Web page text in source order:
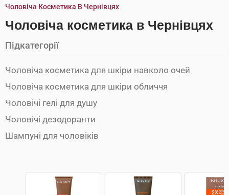
Чоловіча Косметика В Чернівцях
Чоловіча косметика в Чернівцях
Підкатегорії
Чоловіча косметика для шкіри навколо очей
Чоловіча косметика для шкіри обличчя
Чоловічі гелі для душу
Чоловічі дезодоранти
Шампуні для чоловіків